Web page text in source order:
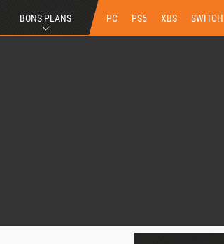
BONS PLANS PC PS5 XBS SWITCH